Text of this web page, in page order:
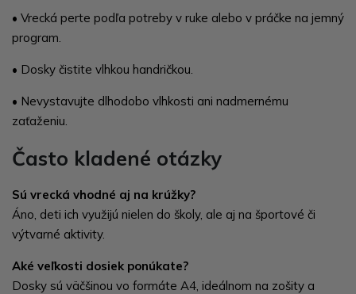
• Vrecká perte podľa potreby v ruke alebo v práčke na jemný
program.
• Dosky čistite vlhkou handričkou.
• Nevystavujte dlhodobo vlhkosti ani nadmernému
zaťaženiu.
Často kladené otázky
Sú vrecká vhodné aj na krúžky?
Áno, deti ich využijú nielen do školy, ale aj na športové či
výtvarné aktivity.
Aké veľkosti dosiek ponúkate?
Dosky sú väčšinou vo formáte A4, ideálnom na zošity a